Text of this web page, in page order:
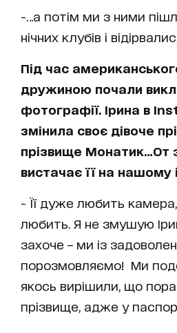
-…а потім ми з ними
нічних клубів і
Під час
дружиною почали
фотографії. Ірина в
змінила своє дівоче
прізвище Монатик…От
вистачає її на нашому
- Її дуже любить камера,
любить. Я не змушую
захоче – ми із
порозмовляємо! Ми
якось вирішили, що
прізвище, адже у